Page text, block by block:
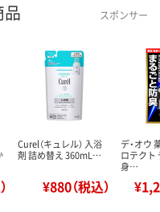
スポンサー
Curel（キュレル） 入浴
剤 詰め替え 360mL…
¥880（税込）
デ・オウ
ロテクト
身…